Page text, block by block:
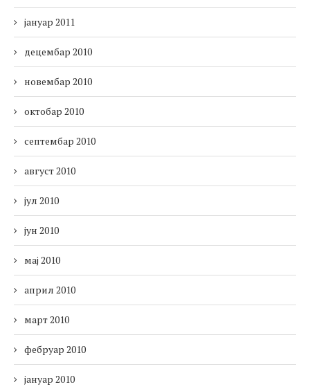
јануар 2011
децембар 2010
новембар 2010
октобар 2010
септембар 2010
август 2010
јул 2010
јун 2010
мај 2010
април 2010
март 2010
фебруар 2010
јануар 2010